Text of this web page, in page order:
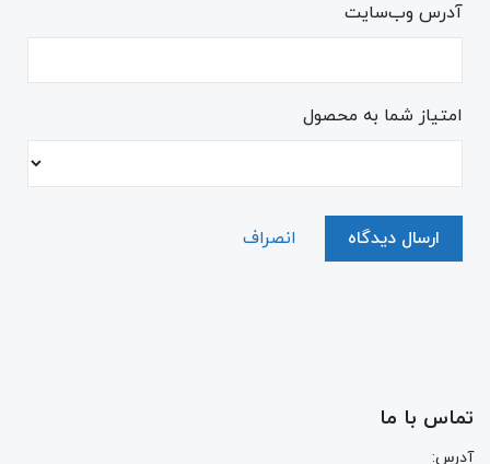
آدرس وب‌سایت
امتیاز شما به محصول
ارسال دیدگاه انصراف
تماس با ما
آدرس: